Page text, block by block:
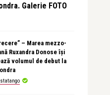
Galerie FOTO
– Marea mezzo-
Ruxandra Donose își
volumul de debut la